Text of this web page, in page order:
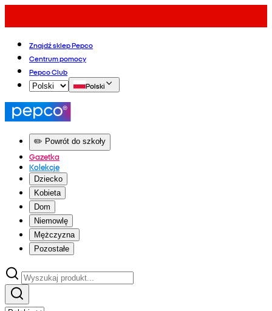
Znajdź sklep Pepco
Centrum pomocy
Pepco Club
Polski
✏️ Powrót do szkoły
Gazetka
Kolekcje
Dziecko
Kobieta
Dom
Niemowlę
Mężczyzna
Pozostałe